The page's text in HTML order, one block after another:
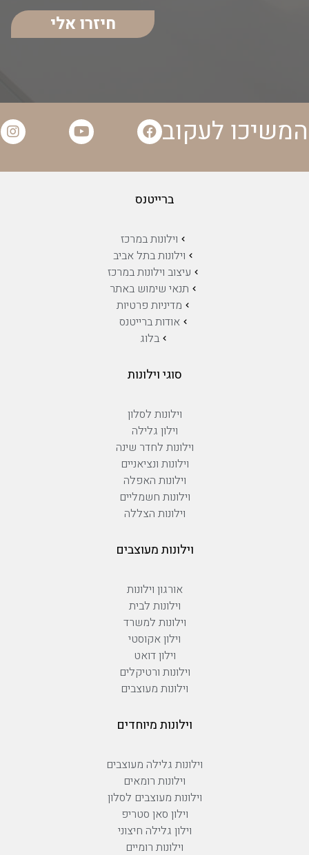
חיזרו אלי
המשיכו לעקוב
ברייטנס
וילונות במרכז
וילונות בתל אביב
עיצוב וילונות במרכז
תנאי שימוש באתר
מדיניות פרטיות
אודות ברייטנס
בלוג
סוגי וילונות
וילונות לסלון
וילון גלילה
וילונות לחדר שינה
וילונות ונציאניים
וילונות האפלה
וילונות חשמליים
וילונות הצללה
וילונות מעוצבים
אורגון וילונות
וילונות לבית
וילונות למשרד
וילון אקוסטי
וילון דואט
וילונות ורטיקלים
וילונות מעוצבים
וילונות מיוחדים
וילונות גלילה מעוצבים
וילונות רומאים
וילונות מעוצבים לסלון
וילון סאן סטריפ
וילון גלילה חיצוני
וילונות רומיים